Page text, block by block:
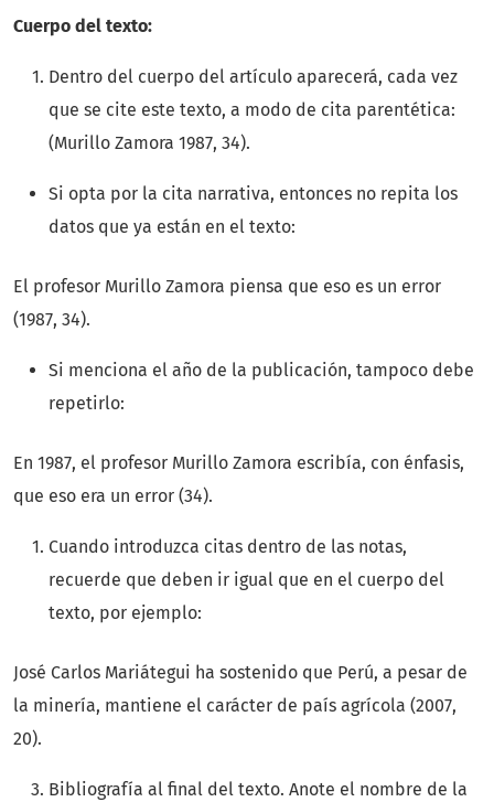
Cuerpo del texto:
Dentro del cuerpo del artículo aparecerá, cada vez
que se cite este texto, a modo de cita parentética:
(Murillo Zamora 1987, 34).
Si opta por la cita narrativa, entonces no repita los
datos que ya están en el texto:
El profesor Murillo Zamora piensa que eso es un error
(1987, 34).
Si menciona el año de la publicación, tampoco debe
repetirlo:
En 1987, el profesor Murillo Zamora escribía, con énfasis,
que eso era un error (34).
Cuando introduzca citas dentro de las notas,
recuerde que deben ir igual que en el cuerpo del
texto, por ejemplo:
José Carlos Mariátegui ha sostenido que Perú, a pesar de
la minería, mantiene el carácter de país agrícola (2007,
20).
Bibliografía al final del texto. Anote el nombre de la